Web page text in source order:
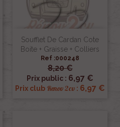
Soufflet De Cardan Cote
Boite + Graisse + Colliers
Ref :000248
8,20 €
Prix public : 6,97 €
Prix club Renov 2cv : 6,97 €